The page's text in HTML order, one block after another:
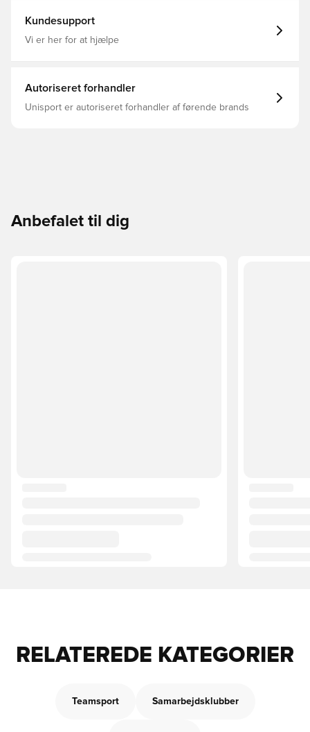
Kundesupport
Vi er her for at hjælpe
Autoriseret forhandler
Unisport er autoriseret forhandler af førende brands
Anbefalet til dig
RELATEREDE KATEGORIER
Teamsport Samarbejdsklubber